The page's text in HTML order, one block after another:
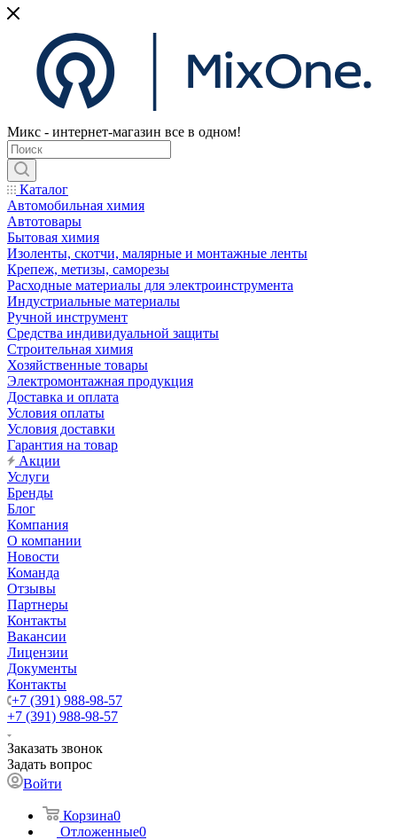
Микс - интернет-магазин все в одном!
Каталог
Автомобильная химия
Автотовары
Бытовая химия
Изоленты, скотчи, малярные и монтажные ленты
Крепеж, метизы, саморезы
Расходные материалы для электроинструмента
Индустриальные материалы
Ручной инструмент
Средства индивидуальной защиты
Строительная химия
Хозяйственные товары
Электромонтажная продукция
Доставка и оплата
Условия оплаты
Условия доставки
Гарантия на товар
Акции
Услуги
Бренды
Блог
Компания
О компании
Новости
Команда
Отзывы
Партнеры
Контакты
Вакансии
Лицензии
Документы
Контакты
+7 (391) 988-98-57
+7 (391) 988-98-57
Заказать звонок
Задать вопрос
Войти
Корзина0
Отложенные0